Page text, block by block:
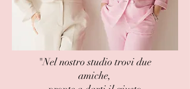
"Nel nostro studio trovi due
amiche,